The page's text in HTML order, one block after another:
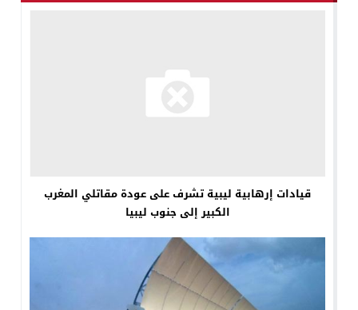
قيادات إرهابية ليبية تشرف على عودة مقاتلي المغرب
الكبير إلى جنوب ليبيا